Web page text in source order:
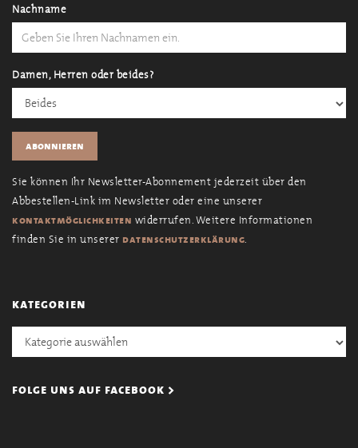
Nachname
Damen, Herren oder beides?
Sie können Ihr Newsletter-Abonnement jederzeit über den
Abbestellen-Link im Newsletter oder eine unserer
kontaktmöglichkeiten widerrufen. Weitere Informationen
finden Sie in unserer datenschutzerklärung.
kategorien
Kategorien
folge uns auf facebook >